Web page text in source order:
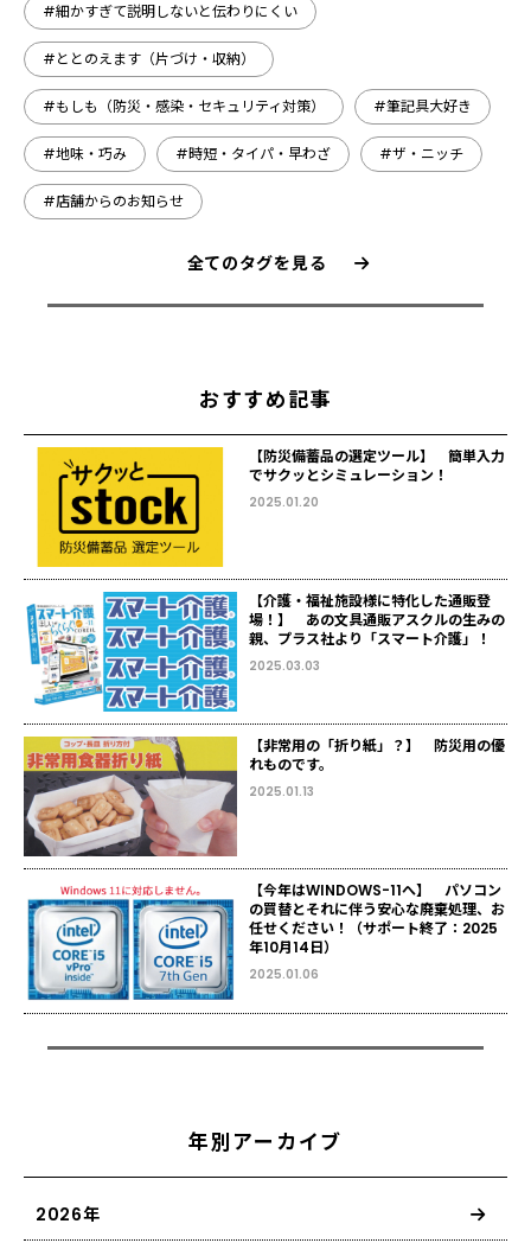
#細かすぎて説明しないと伝わりにくい
#ととのえます（片づけ・収納）
#もしも（防災・感染・セキュリティ対策） #筆記具大好き
#地味・巧み #時短・タイパ・早わざ #ザ・ニッチ
#店舗からのお知らせ
全てのタグを見る
おすすめ記事
【防災備蓄品の選定ツール】 簡単入力
でサクッとシミュレーション！
2025.01.20
【介護・福祉施設様に特化した通販登
場！】 あの文具通販アスクルの生みの
親、プラス社より「スマート介護」！
2025.03.03
【非常用の「折り紙」？】 防災用の優
れものです。
2025.01.13
【今年はWINDOWS-11へ】 パソコン
の買替とそれに伴う安心な廃棄処理、お
任せください！（サポート終了：2025
年10月14日）
2025.01.06
年別アーカイブ
2026年